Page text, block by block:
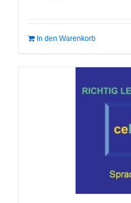
In den Warenkorb